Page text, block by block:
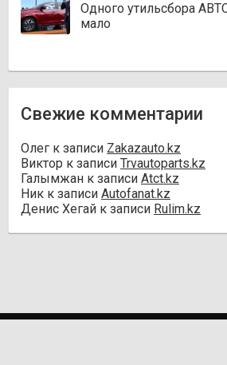
Одного утильсбора
мало
Свежие комментарии
Олег к записи Zakazauto.kz
Виктор к записи Trvautoparts.kz
Галымжан к записи Atct.kz
Ник к записи Autofanat.kz
Денис Хегай к записи Rulim.kz